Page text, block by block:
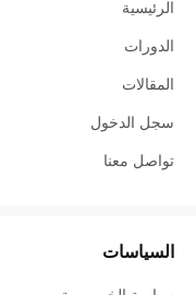
الرئيسية
الدورات
المقالات
سجل الدخول
تواصل معنا
السياسات